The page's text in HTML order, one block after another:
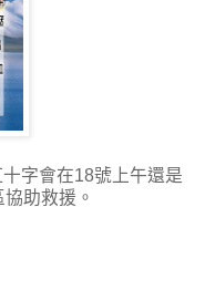
字會在18號上午還是
助救援。